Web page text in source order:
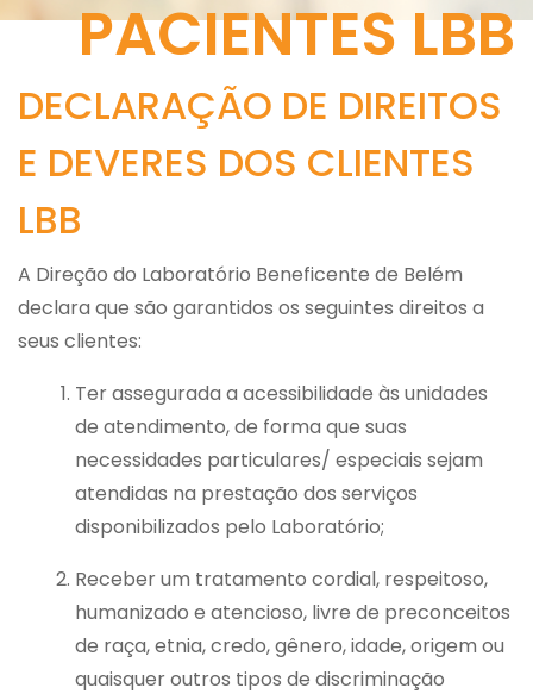
PACIENTES LBB
DECLARAÇÃO DE DIREITOS
E DEVERES DOS CLIENTES
LBB
A Direção do Laboratório Beneficente de Belém
declara que são garantidos os seguintes direitos a
seus clientes:
Ter assegurada a acessibilidade às unidades
de atendimento, de forma que suas
necessidades particulares/ especiais sejam
atendidas na prestação dos serviços
disponibilizados pelo Laboratório;
Receber um tratamento cordial, respeitoso,
humanizado e atencioso, livre de preconceitos
de raça, etnia, credo, gênero, idade, origem ou
quaisquer outros tipos de discriminação